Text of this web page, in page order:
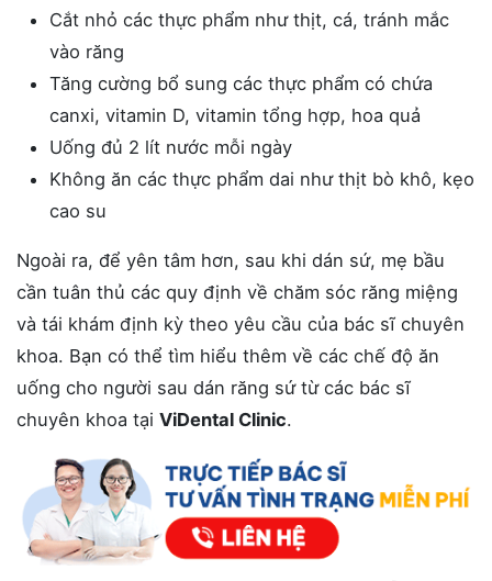
Cắt nhỏ các thực phẩm như thịt, cá, tránh mắc
vào răng
Tăng cường bổ sung các thực phẩm có chứa
canxi, vitamin D, vitamin tổng hợp, hoa quả
Uống đủ 2 lít nước mỗi ngày
Không ăn các thực phẩm dai như thịt bò khô, kẹo
cao su
Ngoài ra, để yên tâm hơn, sau khi dán sứ, mẹ bầu
cần tuân thủ các quy định về chăm sóc răng miệng
và tái khám định kỳ theo yêu cầu của bác sĩ chuyên
khoa. Bạn có thể tìm hiểu thêm về các chế độ ăn
uống cho người sau dán răng sứ từ các bác sĩ
chuyên khoa tại ViDental Clinic.